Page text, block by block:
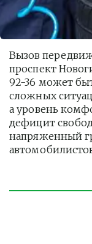
Вызов
проспект
92-36 может
сложных
а уровень
дефицит
напряженный